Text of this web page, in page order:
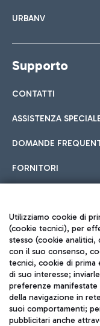
URBANV
Supporto
CONTATTI
ASSISTENZA
DOMANDE
FORNITORI
Seguici sui
Utilizziamo cookie di
(cookie tecnici), per
stesso (cookie analitici,
con il suo consenso,
tecnici, cookie di
di suo interesse;
preferenze
della navigazione in
suoi comportamenti;
pubblicitari anche